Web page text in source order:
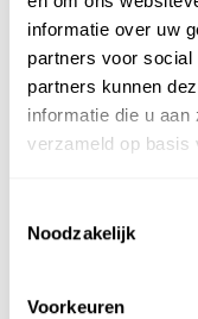
informatie over uw
partners voor
partners kunnen
informatie die u
verzameld op basis
Noodzakelijk
Voorkeuren
Een- tot
Flower Peptide
huid
kan de